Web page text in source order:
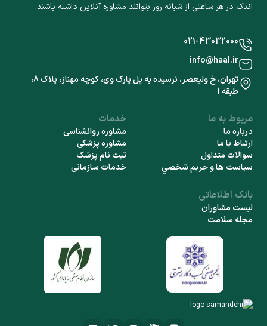
اندک در هر ساعتی از شبانه روز بتوانند مشاوره آنلاین داشته باشند.
مربوط به ما
درباره ما
ارتباط با ما
سوالات متداول
سياست ها و حريم شخصي
خدمات
مشاوره روانشناسی
مشاوره پزشکی
ثبت نام پزشک
خدمات سازمانی
بانک اطلاعاتی
لیست مشاوران
مجله سلامت
021-43032000
info@haal.ir
تهران، خ ولیعصر، نرسیده به پل پارک وی، کوچه مهناز، پلاک 8،
طبقه 1